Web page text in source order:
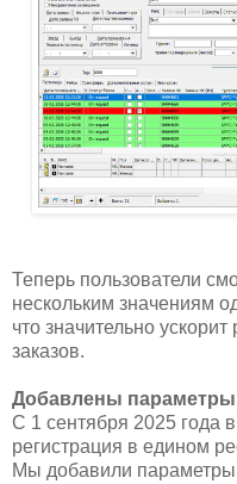
Теперь пользователи
нескольким значениям
что значительно
заказов.
Добавлены
С 1 сентября 2025 года
регистрация в едином
Мы добавили параметры